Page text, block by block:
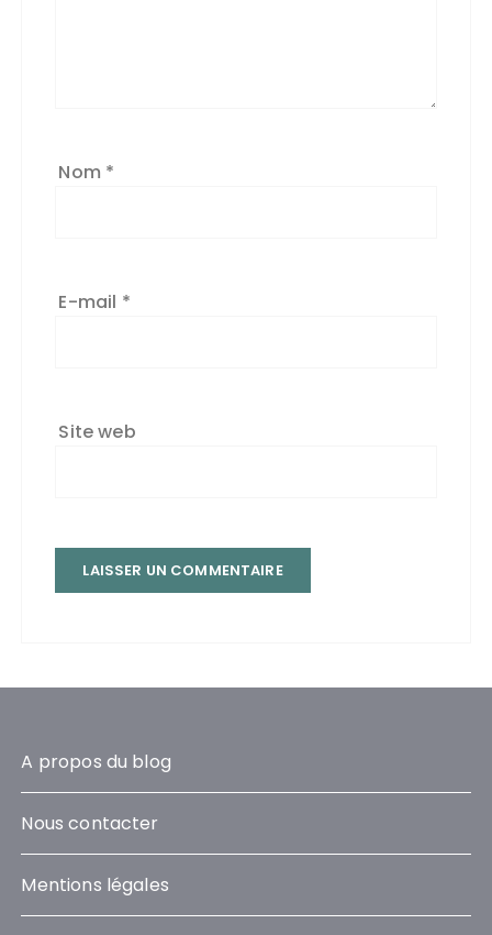
Nom *
E-mail *
Site web
A propos du blog
Nous contacter
Mentions légales